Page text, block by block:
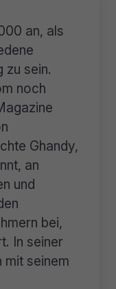
an, als
zu sein.
noch
Ghandy,
an
und
bei,
In seiner
mit seinem